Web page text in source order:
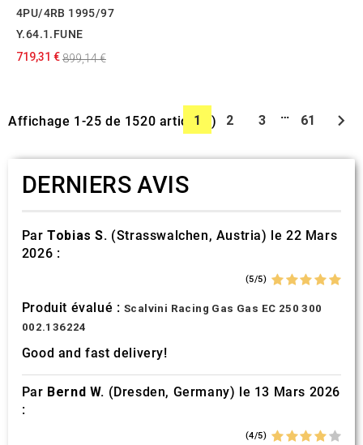
4PU/4RB 1995/97
Y.64.1.FUNE
719,31 €899,14 €
Affichage 1-25 de 1520 article(s)
1 2 3 … 61 
DERNIERS AVIS
ParTobias S. (Strasswalchen, Austria) le 22 Mars
2026 :
(5/5)
Produit évalué : Scalvini Racing Gas Gas EC 250 300
002.136224
Good and fast delivery!
Par Bernd W. (Dresden, Germany) le 13 Mars 2026
:
(4/5)